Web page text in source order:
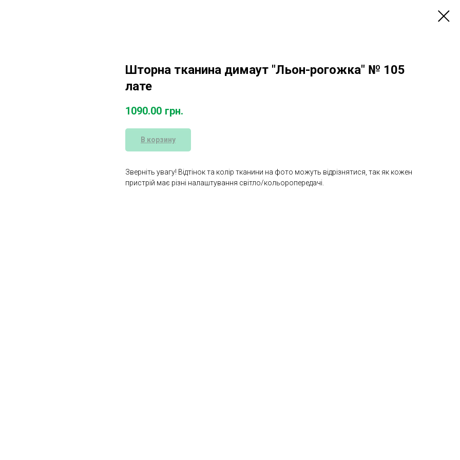
Шторна тканина димаут "Льон-рогожка" № 105
лате
1090.00 грн.
В корзину
Зверніть увагу! Відтінок та колір тканини на фото можуть відрізнятися, так як кожен
пристрій має різні налаштування світло/кольоропередачі.